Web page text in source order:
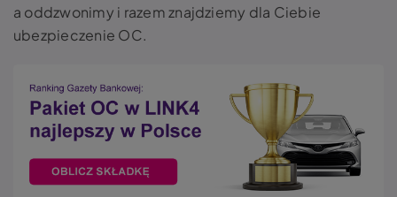
a oddzwonimy i razem znajdziemy dla Ciebie
ubezpieczenie OC.